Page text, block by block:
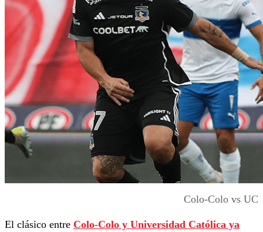
Colo-Colo vs UC
El clásico entre Colo-Colo y Universidad Católica ya